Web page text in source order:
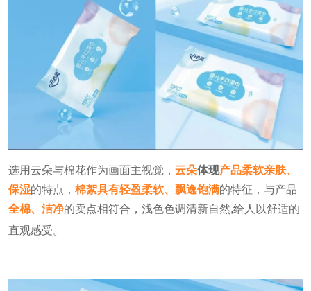
选用云朵与棉花作为画面主视觉， 云朵体现产品柔软亲肤、
保湿的特点， 棉絮具有轻盈柔软、飘逸饱满的特征，与产品
全棉、洁净的卖点相符合，浅色色调清新自然,给人以舒适的
直观感受。